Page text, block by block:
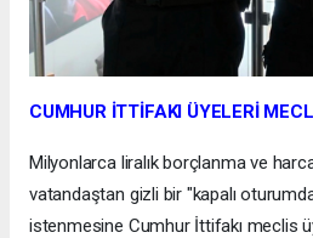
CUMHUR İTTİFAKI ÜYELERİ
Milyonlarca liralık borçlanma ve
vatandaştan gizli bir "kapalı
istenmesine Cumhur İttifakı meclis